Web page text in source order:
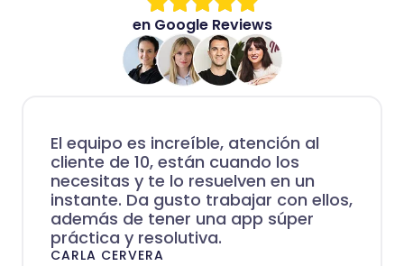
en Google Reviews
El equipo es increíble, atención al
cliente de 10, están cuando los
necesitas y te lo resuelven en un
instante. Da gusto trabajar con ellos,
además de tener una app súper
práctica y resolutiva.
CARLA CERVERA